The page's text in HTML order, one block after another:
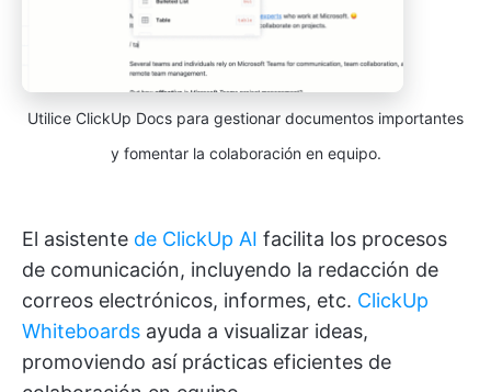
Utilice ClickUp Docs para gestionar documentos importantes
y fomentar la colaboración en equipo.
El asistente de ClickUp AI facilita los procesos
de comunicación, incluyendo la redacción de
correos electrónicos, informes, etc. ClickUp
Whiteboards ayuda a visualizar ideas,
promoviendo así prácticas eficientes de